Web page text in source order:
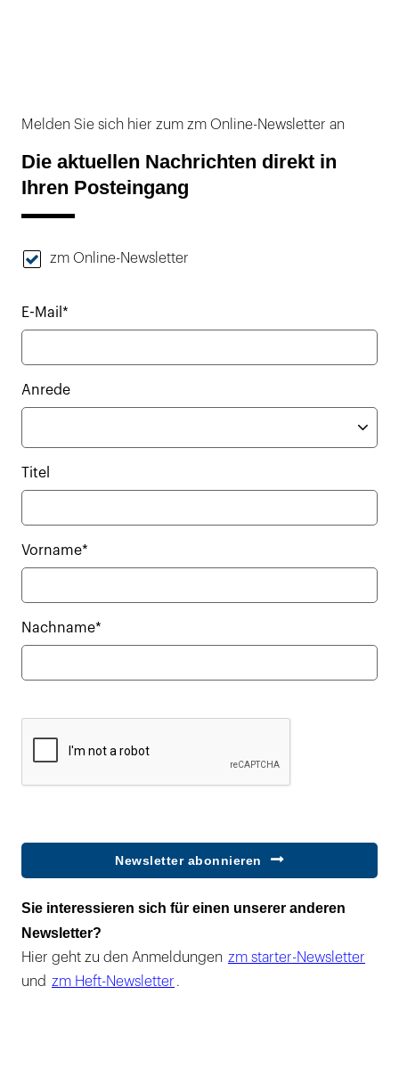
Melden Sie sich hier zum zm Online-Newsletter an
Die aktuellen Nachrichten direkt in
Ihren Posteingang
zm Online-Newsletter
E-Mail*
Anrede
Titel
Vorname*
Nachname*
Newsletter abonnieren
Sie interessieren sich für einen unserer anderen
Newsletter?
Hier geht zu den Anmeldungen zm starter-Newsletter
und zm Heft-Newsletter .